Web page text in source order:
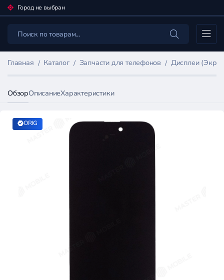
Город не выбран
Каталог
Главная Каталог Запчасти для телефонов Дисплеи
ОбзорОписаниеХарактеристики
ORIG